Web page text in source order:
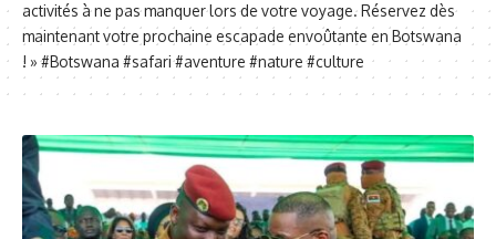
activités à ne pas manquer lors de votre voyage. Réservez dès
maintenant votre prochaine escapade envoûtante en Botswana
! » #Botswana #safari #aventure #nature #culture